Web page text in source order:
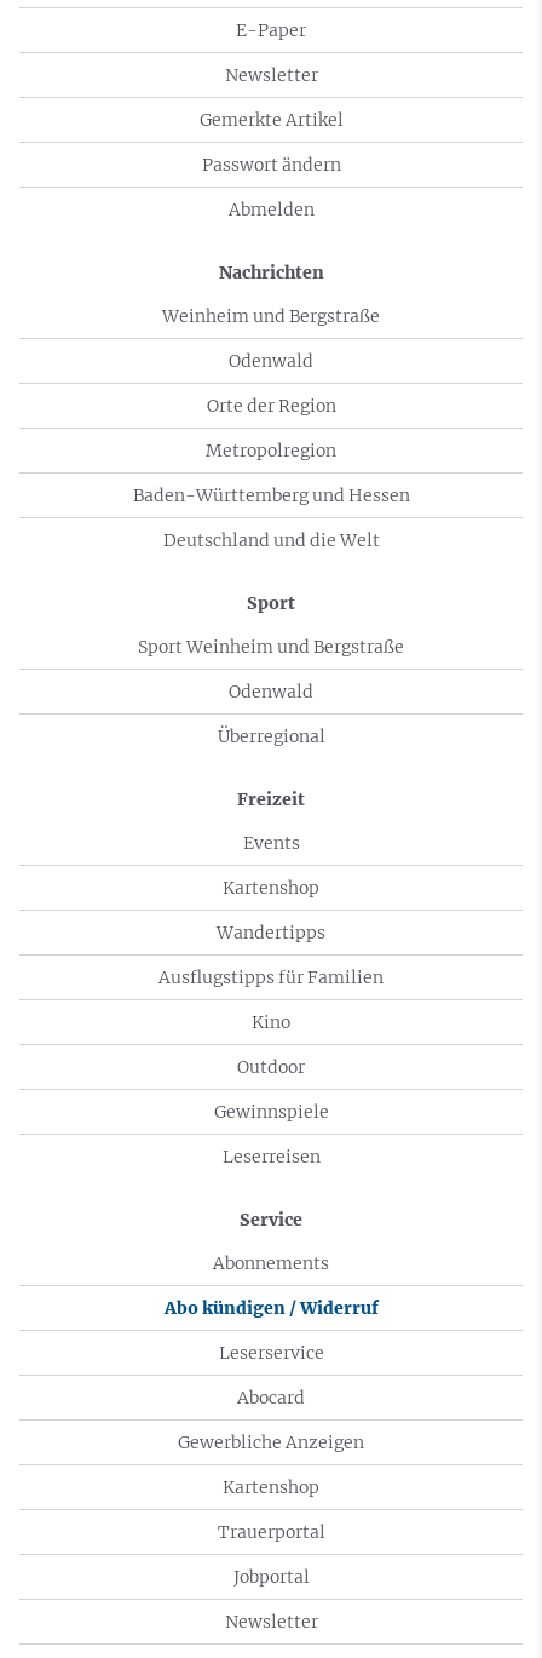
E-Paper
Newsletter
Gemerkte Artikel
Passwort ändern
Abmelden
Nachrichten
Weinheim und Bergstraße
Odenwald
Orte der Region
Metropolregion
Baden-Württemberg und Hessen
Deutschland und die Welt
Sport
Sport Weinheim und Bergstraße
Odenwald
Überregional
Freizeit
Events
Kartenshop
Wandertipps
Ausflugstipps für Familien
Kino
Outdoor
Gewinnspiele
Leserreisen
Service
Abonnements
Abo kündigen / Widerruf
Leserservice
Abocard
Gewerbliche Anzeigen
Kartenshop
Trauerportal
Jobportal
Newsletter